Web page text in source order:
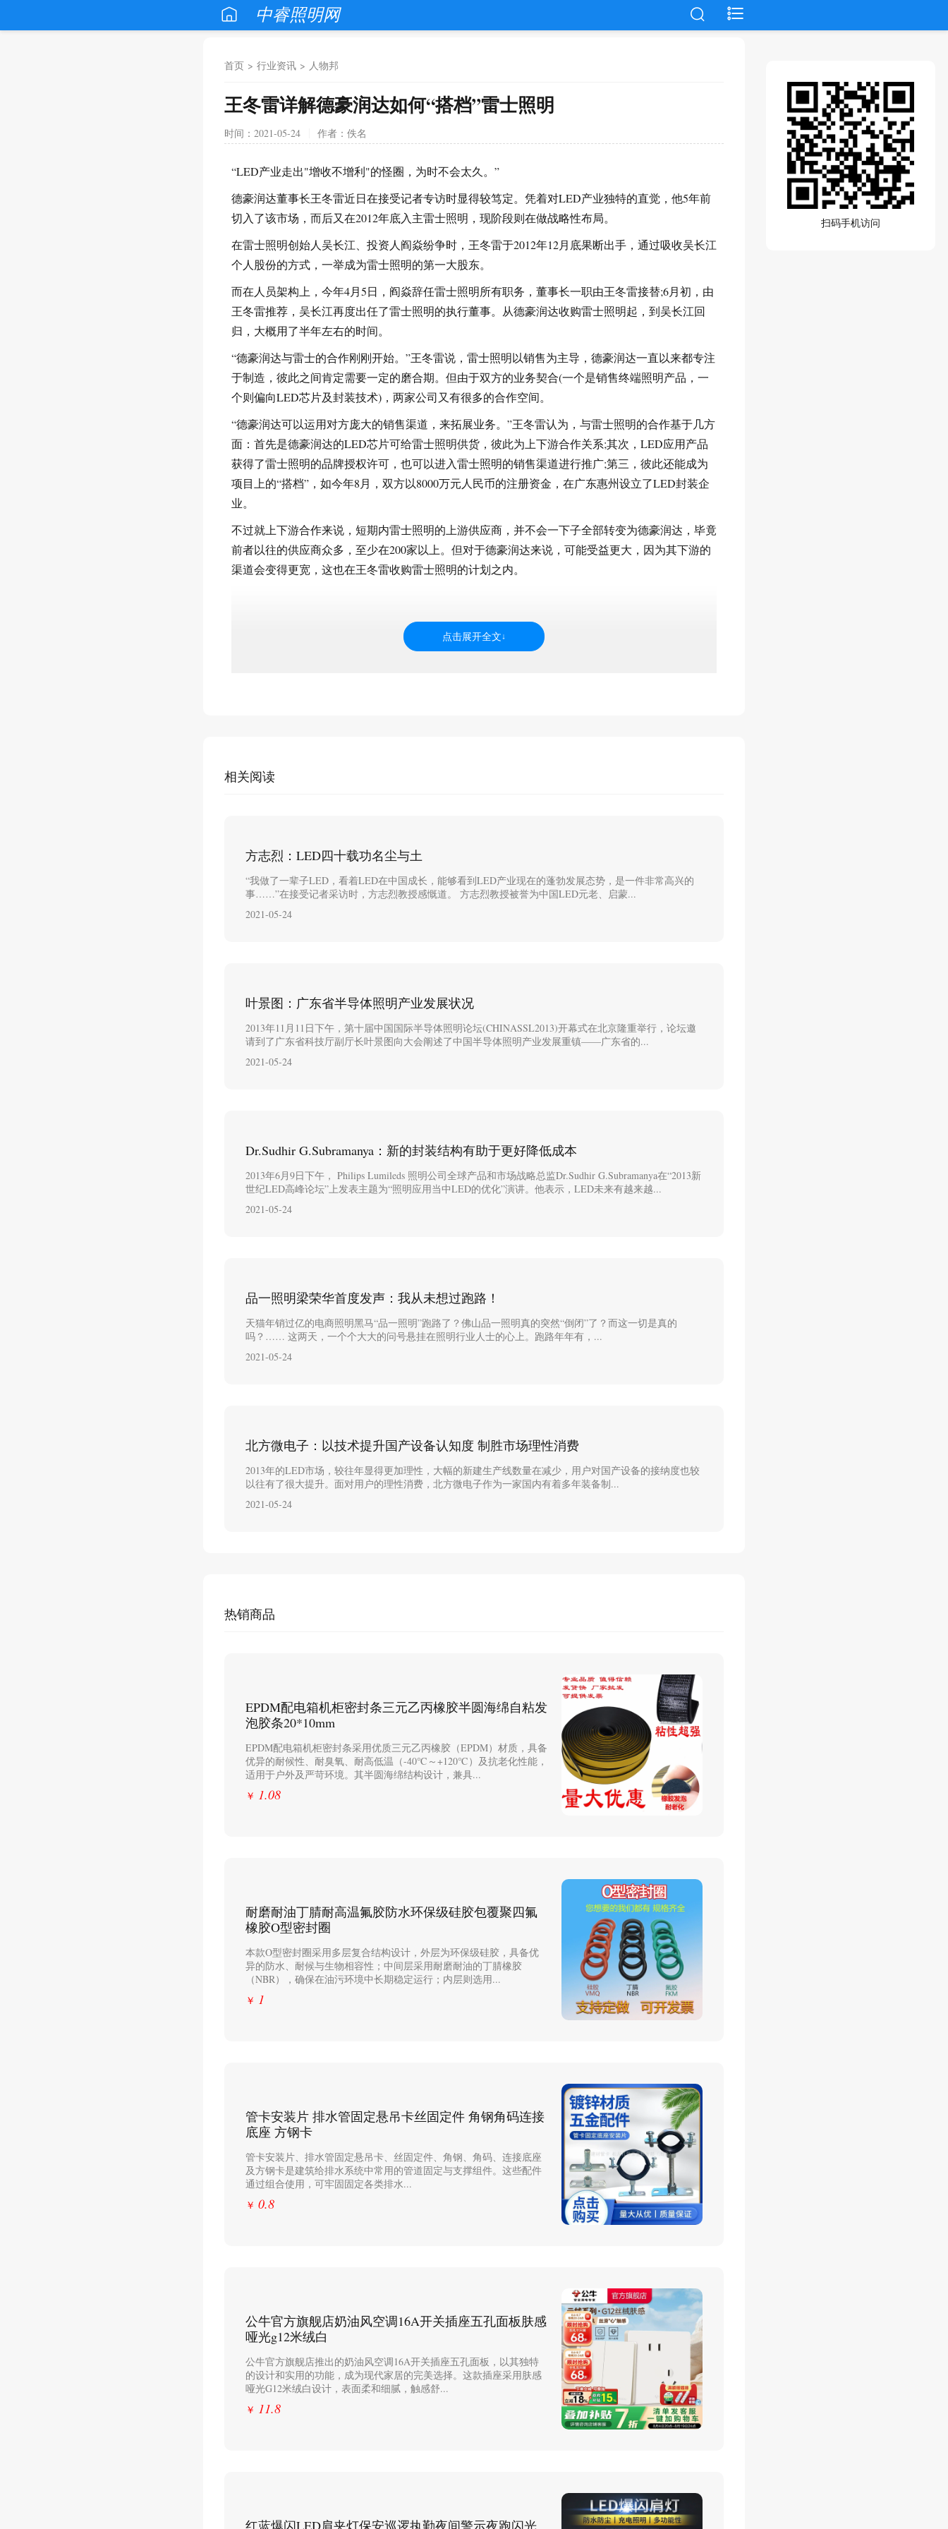
中睿照明网
首页 > 行业资讯 > 人物邦
王冬雷详解德豪润达如何“搭档”雷士照明
时间：2021-05-24 作者：佚名
“LED产业走出"增收不增利"的怪圈，为时不会太久。”
德豪润达董事长王冬雷近日在接受记者专访时显得较笃定。凭着对LED产业独特的直觉，他5年前
切入了该市场，而后又在2012年底入主雷士照明，现阶段则在做战略性布局。
在雷士照明创始人吴长江、投资人阎焱纷争时，王冬雷于2012年12月底果断出手，通过吸收吴长江
个人股份的方式，一举成为雷士照明的第一大股东。
而在人员架构上，今年4月5日，阎焱辞任雷士照明所有职务，董事长一职由王冬雷接替;6月初，由
王冬雷推荐，吴长江再度出任了雷士照明的执行董事。从德豪润达收购雷士照明起，到吴长江回
归，大概用了半年左右的时间。
“德豪润达与雷士的合作刚刚开始。”王冬雷说，雷士照明以销售为主导，德豪润达一直以来都专注
于制造，彼此之间肯定需要一定的磨合期。但由于双方的业务契合(一个是销售终端照明产品，一
个则偏向LED芯片及封装技术)，两家公司又有很多的合作空间。
“德豪润达可以运用对方庞大的销售渠道，来拓展业务。”王冬雷认为，与雷士照明的合作基于几方
面：首先是德豪润达的LED芯片可给雷士照明供货，彼此为上下游合作关系;其次，LED应用产品
获得了雷士照明的品牌授权许可，也可以进入雷士照明的销售渠道进行推广;第三，彼此还能成为
项目上的“搭档”，如今年8月，双方以8000万元人民币的注册资金，在广东惠州设立了LED封装企
业。
不过就上下游合作来说，短期内雷士照明的上游供应商，并不会一下子全部转变为德豪润达，毕竟
前者以往的供应商众多，至少在200家以上。但对于德豪润达来说，可能受益更大，因为其下游的
渠道会变得更宽，这也在王冬雷收购雷士照明的计划之内。
相关阅读
方志烈：LED四十载功名尘与土
“我做了一辈子LED，看着LED在中国成长，能够看到LED产业现在的蓬勃发展态势，是一件非常高兴的
事……”在接受记者采访时，方志烈教授感慨道。 方志烈教授被誉为中国LED元老、启蒙...
2021-05-24
叶景图：广东省半导体照明产业发展状况
2013年11月11日下午，第十届中国国际半导体照明论坛(CHINASSL2013)开幕式在北京隆重举行，论坛邀
请到了广东省科技厅副厅长叶景图向大会阐述了中国半导体照明产业发展重镇——广东省的...
2021-05-24
Dr.Sudhir G.Subramanya：新的封装结构有助于更好降低成本
2013年6月9日下午， Philips Lumileds 照明公司全球产品和市场战略总监Dr.Sudhir G.Subramanya在“2013新
世纪LED高峰论坛”上发表主题为“照明应用当中LED的优化”演讲。他表示，LED未来有越来越...
2021-05-24
品一照明梁荣华首度发声：我从未想过跑路！
天猫年销过亿的电商照明黑马“品一照明”跑路了？佛山品一照明真的突然“倒闭”了？而这一切是真的
吗？…… 这两天，一个个大大的问号悬挂在照明行业人士的心上。跑路年年有，...
2021-05-24
北方微电子：以技术提升国产设备认知度 制胜市场理性消费
2013年的LED市场，较往年显得更加理性，大幅的新建生产线数量在减少，用户对国产设备的接纳度也较
以往有了很大提升。面对用户的理性消费，北方微电子作为一家国内有着多年装备制...
2021-05-24
热销商品
EPDM配电箱机柜密封条三元乙丙橡胶半圆海绵自粘发
泡胶条20*10mm
EPDM配电箱机柜密封条采用优质三元乙丙橡胶（EPDM）材质，具备
优异的耐候性、耐臭氧、耐高低温（-40℃～+120℃）及抗老化性能，
适用于户外及严苛环境。其半圆海绵结构设计，兼具...
￥ 1.08
耐磨耐油丁腈耐高温氟胶防水环保级硅胶包覆聚四氟
橡胶O型密封圈
本款O型密封圈采用多层复合结构设计，外层为环保级硅胶，具备优
异的防水、耐候与生物相容性；中间层采用耐磨耐油的丁腈橡胶
（NBR），确保在油污环境中长期稳定运行；内层则选用...
￥ 1
管卡安装片 排水管固定悬吊卡丝固定件 角钢角码连接
底座 方钢卡
管卡安装片、排水管固定悬吊卡、丝固定件、角钢、角码、连接底座
及方钢卡是建筑给排水系统中常用的管道固定与支撑组件。这些配件
通过组合使用，可牢固固定各类排水...
￥ 0.8
公牛官方旗舰店奶油风空调16A开关插座五孔面板肤感
哑光g12米绒白
公牛官方旗舰店推出的奶油风空调16A开关插座五孔面板，以其独特
的设计和实用的功能，成为现代家居的完美选择。这款插座采用肤感
哑光G12米绒白设计，表面柔和细腻，触感舒...
￥ 11.8
红蓝爆闪LED肩夹灯保安巡逻执勤夜间警示夜跑闪光
扫码手机访问